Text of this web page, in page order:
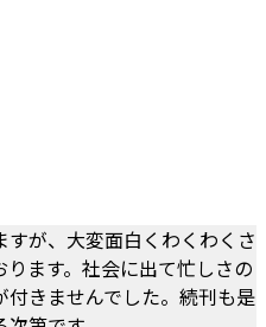
が、大変面白くわくわくさ
ます。社会に出て忙しさの
きませんでした。続刊も是